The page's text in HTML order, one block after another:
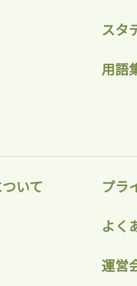
事をお気に入りに
ログインが必
会員登録
スタ
用語
いて プラ
よく
運営